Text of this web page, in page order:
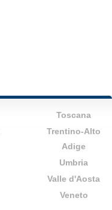
Toscana
Trentino-Alto
Adige
Umbria
Valle d'Aosta
Veneto